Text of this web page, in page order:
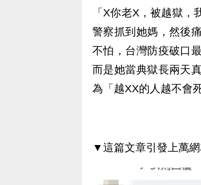
「X你老X，被越獄
警察抓到她媽，然後
不怕，台灣防疫破口
而是她當典獄長兩天
為「越XX的人越不會
▼這篇文章引發上萬網